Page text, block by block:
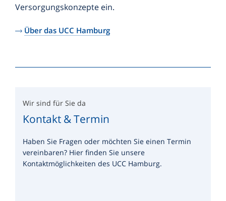
Versorgungskonzepte ein.
Über das UCC Hamburg
Wir sind für Sie da
Kontakt & Termin
Haben Sie Fragen oder möchten Sie einen Termin
vereinbaren? Hier finden Sie unsere
Kontaktmöglichkeiten des UCC Hamburg.